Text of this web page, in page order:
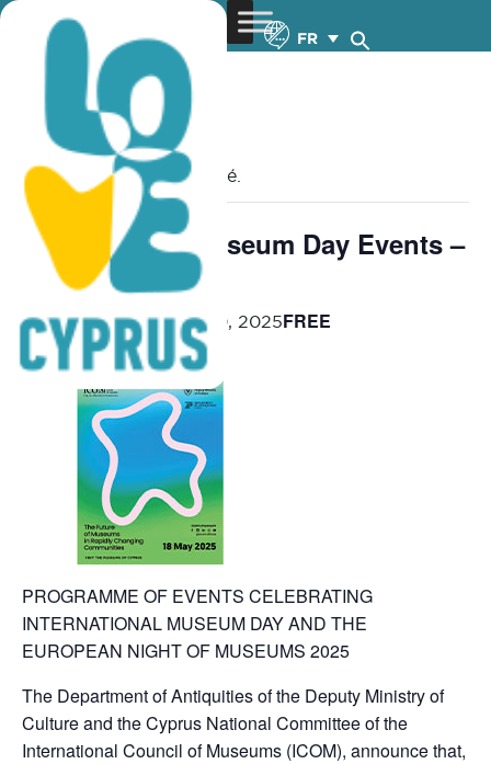
FR
« Tous les Évènements
Cet évènement est passé.
International Museum Day Events –
27.4-30.5.2025
April 27, 2025-May 30, 2025FREE
PROGRAMME OF EVENTS CELEBRATING
INTERNATIONAL MUSEUM DAY AND THE
EUROPEAN NIGHT OF MUSEUMS 2025
The Department of Antiquities of the Deputy Ministry of
Culture and the Cyprus National Committee of the
International Council of Museums (ICOM), announce that,